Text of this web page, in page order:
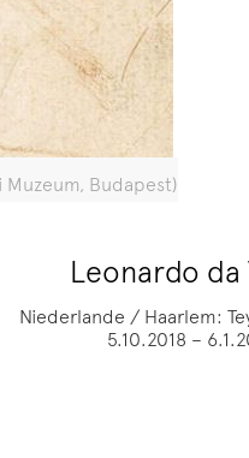
Muzeum, Budapest)
Leonardo da
Niederlande / Haarlem:
5.10.2018 –